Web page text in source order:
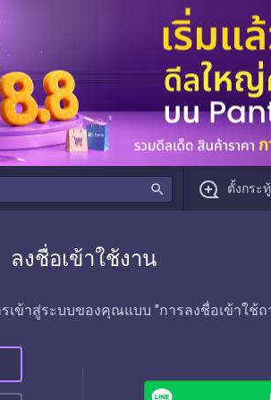
search ตั้งกระทู้
ลงชื่อเข้าใช้งาน
เข้าสู่ระบบของคุณแบบ "การลงชื่อเข้าใช้ถ